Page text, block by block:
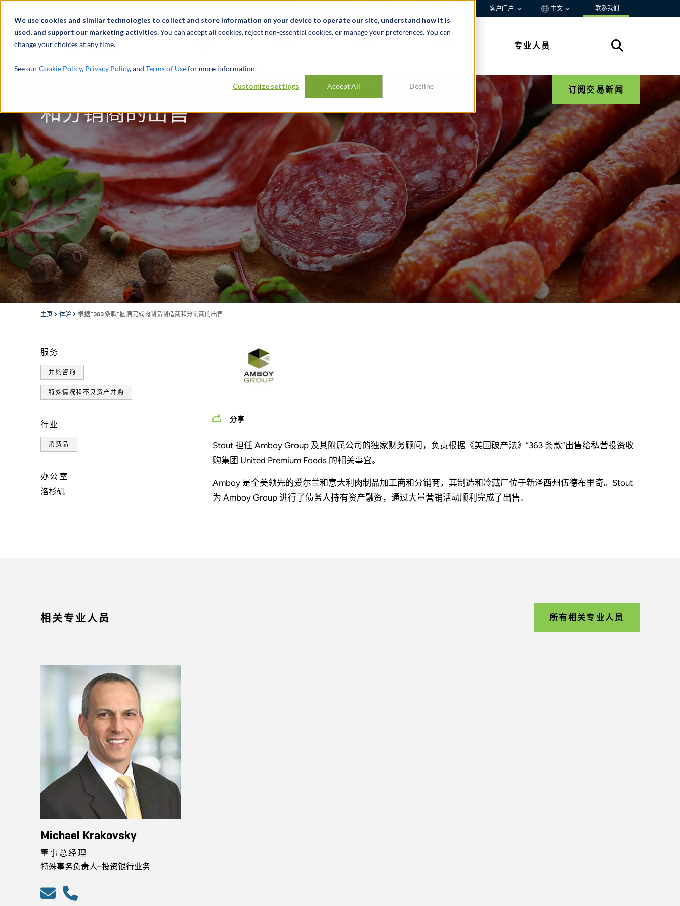
We use cookies and similar technologies to collect and store information on your device to operate our site, understand how it is
used, and support our marketing activities.You can accept all cookies, reject non-essential cookies, or manage your preferences. You can
change your choices at any time.
See ourCookie Policy, Privacy Policy, and Terms of Usefor more information.
Customize settings Accept All Decline
客户门户 中文 联系我们
专业人员
根据“363 条款”圆满完成肉制品制造商
和分销商的出售
订阅交易新闻
主页 体验 根据“363 条款”圆满完成肉制品制造商和分销商的出售
服务
并购咨询
特殊情况和不良资产并购
行业
消费品
办公室
洛杉矶
分享
Stout 担任 Amboy Group 及其附属公司的独家财务顾问，负责根据《美国破产法》“363 条款”出售给私营投资收
购集团 United Premium Foods 的相关事宜。
Amboy 是全美领先的爱尔兰和意大利肉制品加工商和分销商，其制造和冷藏厂位于新泽西州伍德布里奇。Stout
为 Amboy Group 进行了债务人持有资产融资，通过大量营销活动顺利完成了出售。
相关专业人员 所有相关专业人员
Michael Krakovsky
董事总经理
特殊事务负责人–投资银行业务